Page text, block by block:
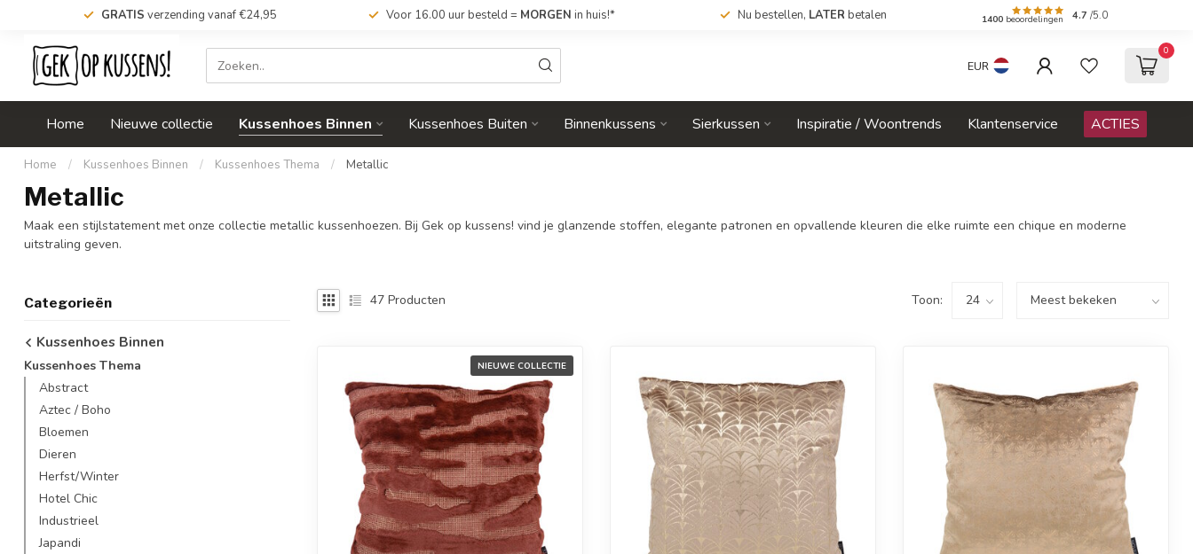
GRATIS verzending vanaf €24,95 Voor 16.00 uur besteld = MORGEN in huis!* Nu bestellen, LATER betalen 1400 beoordelingen 4.7 /5.0
EUR
0
Home Nieuwe collectie Kussenhoes Binnen Kussenhoes Buiten Binnenkussens Sierkussen Inspiratie / Woontrends Klantenservice ACTIES
Home / Kussenhoes Binnen / Kussenhoes Thema / Metallic
Metallic
Maak een stijlstatement met onze collectie metallic kussenhoezen. Bij Gek op kussens! vind je glanzende stoffen, elegante patronen en opvallende kleuren die elke ruimte een chique en moderne
uitstraling geven.
Categorieën
Kussenhoes Binnen
Kussenhoes Thema
Abstract
Aztec / Boho
Bloemen
Dieren
Herfst/Winter
Hotel Chic
Industrieel
Japandi
47 Producten Toon:
NIEUWE COLLECTIE